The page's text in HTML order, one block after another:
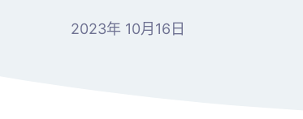
2023年 10月16日